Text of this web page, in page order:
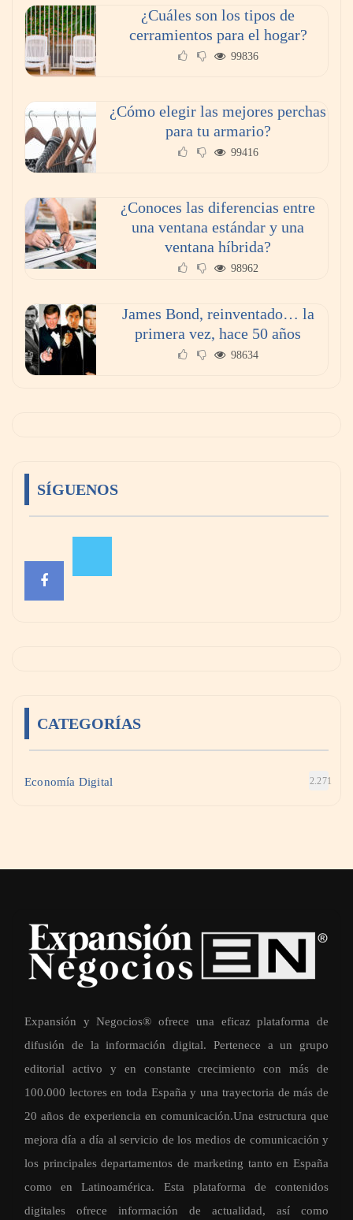
¿Cuáles son los tipos de
cerramientos para el hogar?
99836
¿Cómo elegir las mejores perchas
para tu armario?
99416
¿Conoces las diferencias entre
una ventana estándar y una
ventana híbrida?
98962
James Bond, reinventado… la
primera vez, hace 50 años
98634
SÍGUENOS
CATEGORÍAS
Economía Digital 2.271
Expansión y Negocios® ofrece una eficaz plataforma de
difusión de la información digital. Pertenece a un grupo
editorial activo y en constante crecimiento con más de
100.000 lectores en toda España y una trayectoria de más de
20 años de experiencia en comunicación.Una estructura que
mejora día a día al servicio de los medios de comunicación y
los principales departamentos de marketing tanto en España
como en Latinoamérica. Esta plataforma de contenidos
digitales ofrece información de actualidad, así como